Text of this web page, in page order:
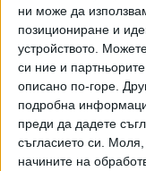
ни може да
позициониране и
устройството.
си ние и
описано по-горе.
подробна
преди да дадете
съгласието си.
Моля,
начините на
Премиерът Мануел
остарялата
Той заяви, че
цени, за да се
На острова
остарели
работят или са в